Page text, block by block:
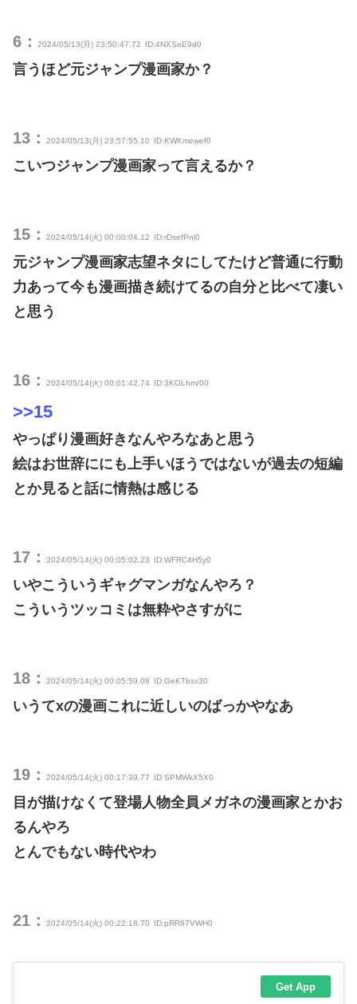
6： 2024/05/13(月) 23:50:47.72 ID:4NXSeE9d0
言うほど元ジャンプ漫画家か？
13： 2024/05/13(月) 23:57:55.10 ID:KWKmewef0
こいつジャンプ漫画家って言えるか？
15： 2024/05/14(火) 00:00:04.12 ID:rDsefPnl0
元ジャンプ漫画家志望ネタにしてたけど普通に行動
力あって今も漫画描き続けてるの自分と比べて凄い
と思う
16： 2024/05/14(火) 00:01:42.74 ID:3KOLhm/00
>>15
やっぱり漫画好きなんやろなあと思う
絵はお世辞ににも上手いほうではないが過去の短編
とか見ると話に情熱は感じる
17： 2024/05/14(火) 00:05:02.23 ID:WFRC4H5y0
いやこういうギャグマンガなんやろ？
こういうツッコミは無粋やさすがに
18： 2024/05/14(火) 00:05:59.08 ID:GeKTbsx30
いうてxの漫画これに近しいのばっかやなあ
19： 2024/05/14(火) 00:17:39.77 ID:SPMWkX5X0
目が描けなくて登場人物全員メガネの漫画家とかお
るんやろ
とんでもない時代やわ
21： 2024/05/14(火) 00:22:18.70 ID:pRR87VWH0